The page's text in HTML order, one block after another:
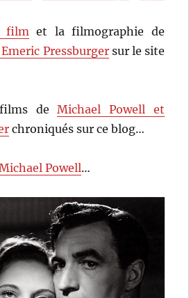
film et la filmographie de
Pressburgersur le site
films deMichael Powell et
chroniqués sur ce blog…
Powell…